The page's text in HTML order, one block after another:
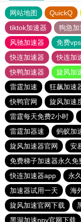
网站地图 QuickQ
tiktok加速器
狗急加
风驰加速器
免费
快连加速器
快连加
快鸭加速器
旋风加
雷霆加速
狂飙加速
快鸭官网
旋风加速
雷霆每天免费2小时
雷霆加器速
蚂蚁加
旋风加速器官网
安
免费梯子加速器永久免
快连加速器app
永
加速器试用一天
海
旋风加速官网下载
黑洞加速npv官网下载